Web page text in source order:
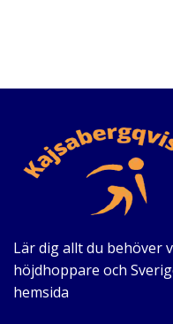
Lär dig allt du behöver
höjdhoppare och
hemsida